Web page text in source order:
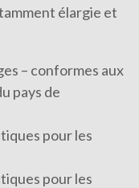
élargie et
– conformes aux
pays de
pour les
pour les